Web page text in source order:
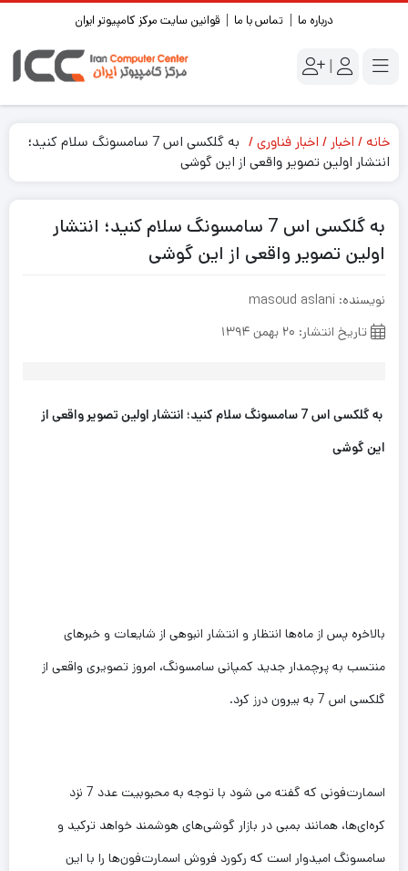
درباره ما تماس با ما قوانین سایت مرکز کامپیوتر ایران
|
خانه اخبار اخبار فناوری
به گلکسی اس 7 سامسونگ سلام کنید؛
انتشار اولین تصویر واقعی از این گوشی
به گلکسی اس 7 سامسونگ سلام کنید؛ انتشار
اولین تصویر واقعی از این گوشی
نویسنده: masoud aslani
تاریخ انتشار: ۲۰ بهمن ۱۳۹۴
به گلکسی اس 7 سامسونگ سلام کنید؛ انتشار اولین تصویر واقعی از
این گوشی
بالاخره پس از ماه‌ها انتظار و انتشار انبوهی از شایعات و خبرهای
منتسب به پرچمدار جدید کمپانی سامسونگ، امروز تصویری واقعی از
گلکسی اس 7 به بیرون درز کرد.
اسمارت‌فونی که گفته می شود با توجه به محبوبیت عدد 7 نزد
کره‌‌ای‌ها، همانند بمبی در بازار گوشی‌های هوشمند خواهد ترکید و
سامسونگ امیدوار است که رکورد فروش اسمارت‌فون‌ها را با این